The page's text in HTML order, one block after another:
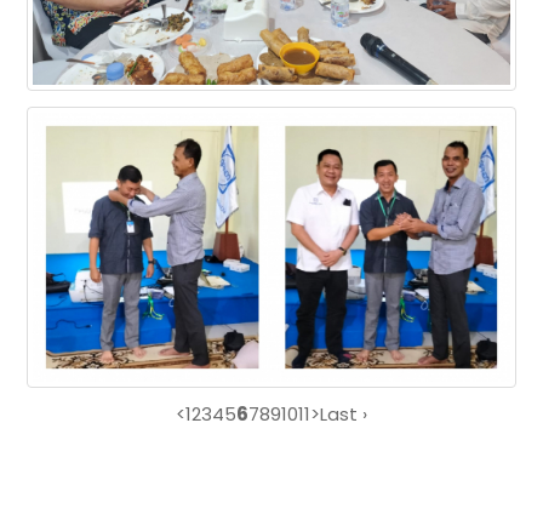
<1234567891011>Last ›